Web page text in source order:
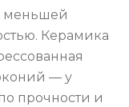
меньшей
Керамика
— у
прочности и